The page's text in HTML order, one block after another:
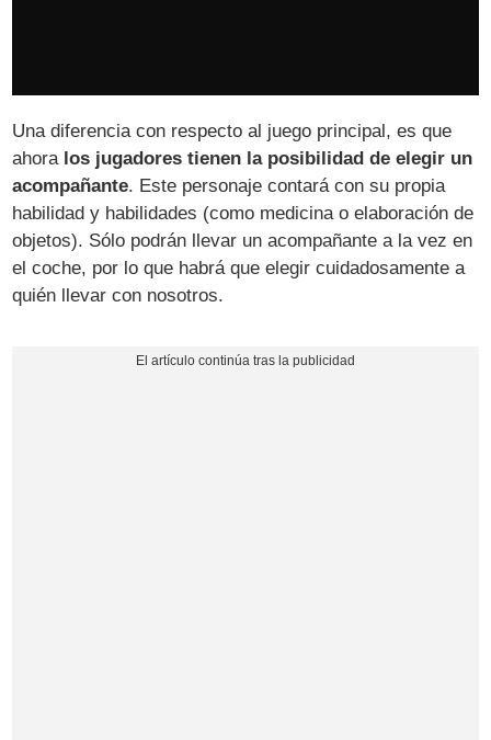
Una diferencia con respecto al juego principal, es que
ahora los jugadores tienen la posibilidad de elegir un
acompañante. Este personaje contará con su propia
habilidad y habilidades (como medicina o elaboración de
objetos). Sólo podrán llevar un acompañante a la vez en
el coche, por lo que habrá que elegir cuidadosamente a
quién llevar con nosotros.